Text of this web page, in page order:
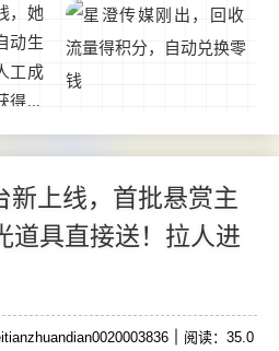
，她
动生
工成
得相
可自
到账
心
新上线，首批悬赏主
道具直接送！拉人进
阅读：35.0